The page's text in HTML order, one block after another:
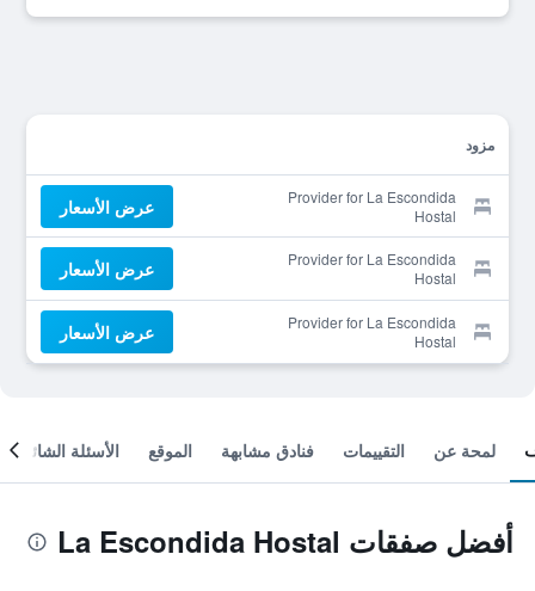
مزود
Provider for La Escondida
Hostal
عرض الأسعار
Provider for La Escondida
Hostal
عرض الأسعار
Provider for La Escondida
Hostal
عرض الأسعار
لمحة عن التقييمات فنادق مشابهة الموقع الأسئلة الشائعة
أفضل صفقات La Escondida Hostal